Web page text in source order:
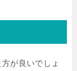
が良いでしょ